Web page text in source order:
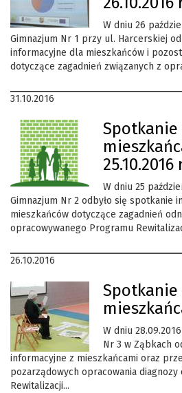
W dniu 26
Gimnazjum Nr 1 przy ul. Harcerskiej
informacyjne dla mieszkańców i
dotyczące zagadnień związanych z
31.10.2016
Spotkanie
25.10.2016
W dniu 25
Gimnazjum Nr 2 odbyło się spotkanie
mieszkańców dotyczące zagadnień
opracowywanego Programu
26.10.2016
Spotkanie
W dniu
Nr 3 w Ząbkach
informacyjne z mieszkańcami oraz
pozarządowych opracowania
Rewitalizacji...